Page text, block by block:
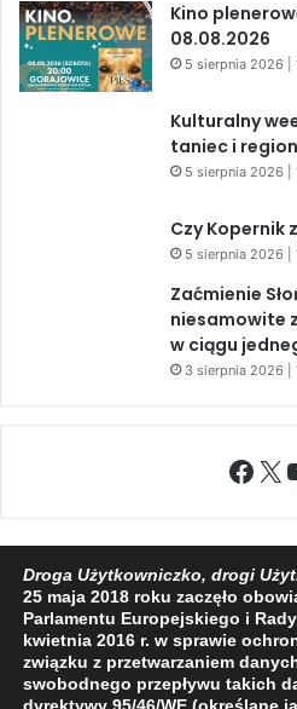
Kino
08.08.2026
5 sierpnia 2026 |
Kulturalny
taniec i
5 sierpnia 2026 |
Czy Kopernik
5 sierpnia 2026 |
Zaćmienie
niesamowite
w ciągu
3 sierpnia 2026 |
X
2009 - 2026 © Wszelkie
O NAS
REDAKCJA
Droga Użytkowniczko, drogi
25 maja 2018 roku zaczęło
Parlamentu Europejskiego i
kwietnia 2016 r. w sprawie
związku z przetwarzaniem
swobodnego przepływu takich